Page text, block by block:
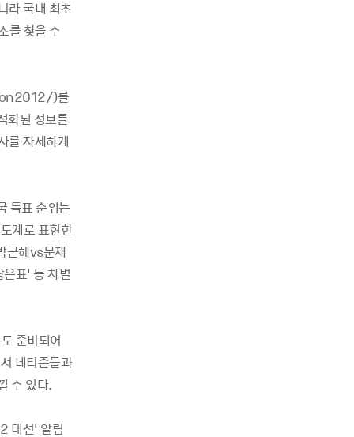
라 국내 최초
를 찾을 수
)를
화된 정보를
를 자세하게
득표 순위는
계로 표현한
근혜vs문재
표’ 등 차별
준비되어
네티즌들과
수 있다.
대선’ 알림